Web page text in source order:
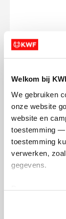
Welkom bij
We gebruiken
onze website
website en
toestemming —
toestemming
verwerken,
gegevens.
tonen. Je kunt
Opgehaald
€0
Doneer